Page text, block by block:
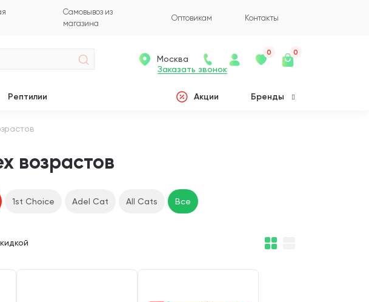
Самовывоз из
магазина
Оптовикам Контакты
Заказать звонок
Москва
0 0
Рептилии Акции Бренды
возрастов
1st Choice Adel Cat All Cats Все